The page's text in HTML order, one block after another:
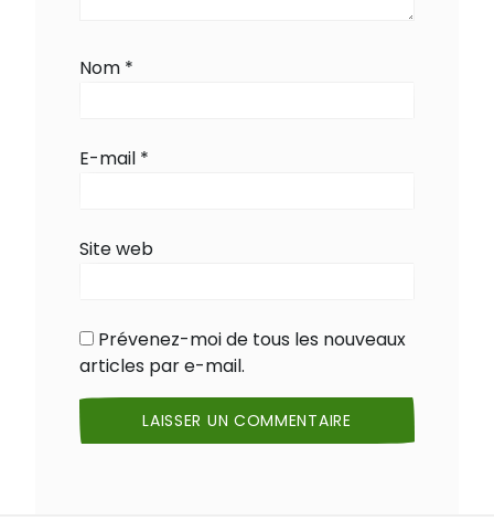
Nom *
E-mail *
Site web
Prévenez-moi de tous les nouveaux
articles par e-mail.